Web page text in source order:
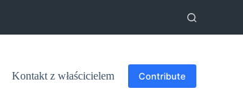
Kontakt z właścicielem Contribute